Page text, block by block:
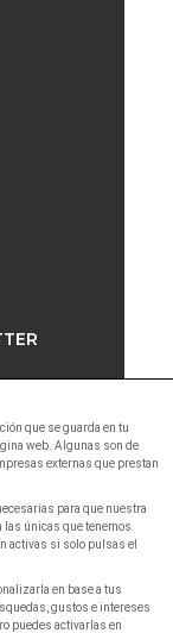
últimas
que se guarda en tu
web. Algunas son de
externas que prestan
para que nuestra
las únicas que tenemos
activas si solo pulsas el
en base a tus
gustos e intereses
puedes activarlas en